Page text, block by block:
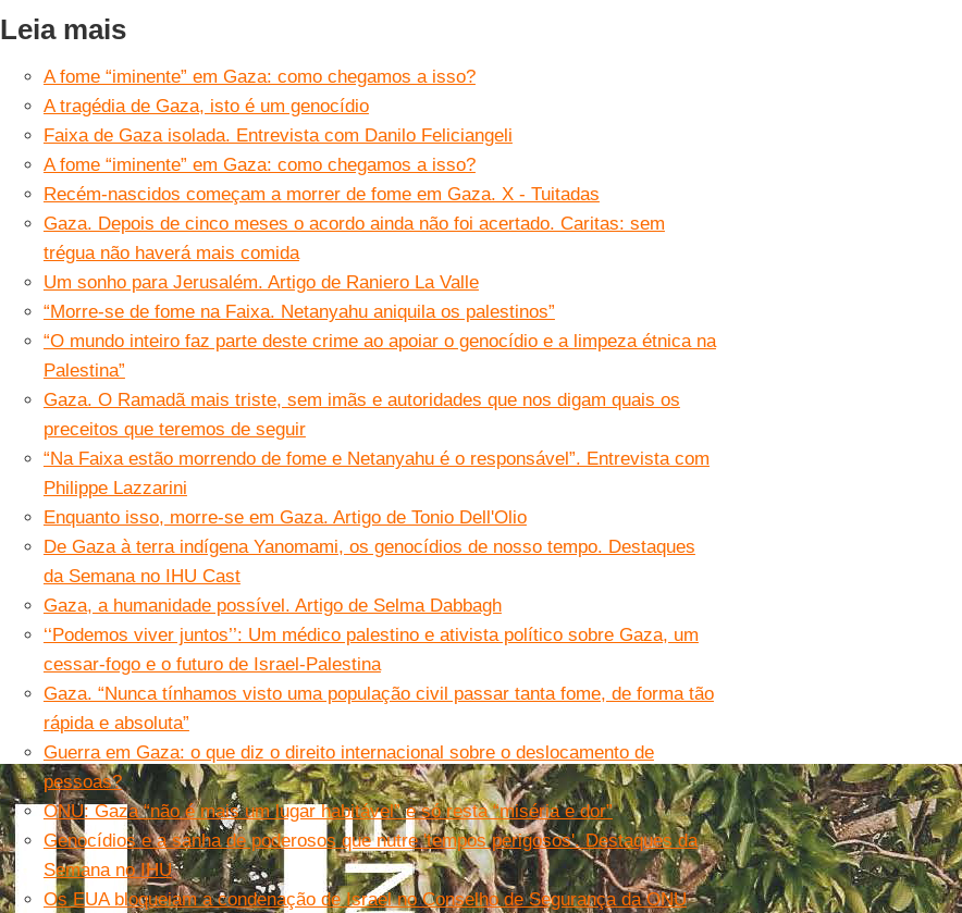
Leia mais
A fome “iminente” em Gaza: como chegamos a isso?
A tragédia de Gaza, isto é um genocídio
Faixa de Gaza isolada. Entrevista com Danilo Feliciangeli
A fome “iminente” em Gaza: como chegamos a isso?
Recém-nascidos começam a morrer de fome em Gaza. X - Tuitadas
Gaza. Depois de cinco meses o acordo ainda não foi acertado. Caritas: sem
trégua não haverá mais comida
Um sonho para Jerusalém. Artigo de Raniero La Valle
“Morre-se de fome na Faixa. Netanyahu aniquila os palestinos”
“O mundo inteiro faz parte deste crime ao apoiar o genocídio e a limpeza étnica na
Palestina”
Gaza. O Ramadã mais triste, sem imãs e autoridades que nos digam quais os
preceitos que teremos de seguir
“Na Faixa estão morrendo de fome e Netanyahu é o responsável”. Entrevista com
Philippe Lazzarini
Enquanto isso, morre-se em Gaza. Artigo de Tonio Dell'Olio
De Gaza à terra indígena Yanomami, os genocídios de nosso tempo. Destaques
da Semana no IHU Cast
Gaza, a humanidade possível. Artigo de Selma Dabbagh
‘‘Podemos viver juntos’’: Um médico palestino e ativista político sobre Gaza, um
cessar-fogo e o futuro de Israel-Palestina
Gaza. “Nunca tínhamos visto uma população civil passar tanta fome, de forma tão
rápida e absoluta”
Guerra em Gaza: o que diz o direito internacional sobre o deslocamento de
pessoas?
ONU: Gaza “não é mais um lugar habitável” e só resta “miséria e dor”
Genocídios e a sanha de poderosos que nutre 'tempos perigosos'. Destaques da
Semana no IHU
Os EUA bloqueiam a condenação de Israel no Conselho de Segurança da ONU